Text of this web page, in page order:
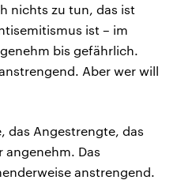
nichts zu tun, das ist
ist – im
bis gefährlich.
Aber wer will
das Angestrengte, das
Das
anstrengend.